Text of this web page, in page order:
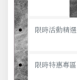
限時活動精選
限時特惠專區